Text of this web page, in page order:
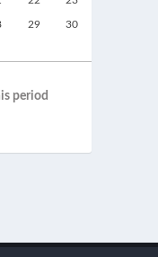
29 30
period